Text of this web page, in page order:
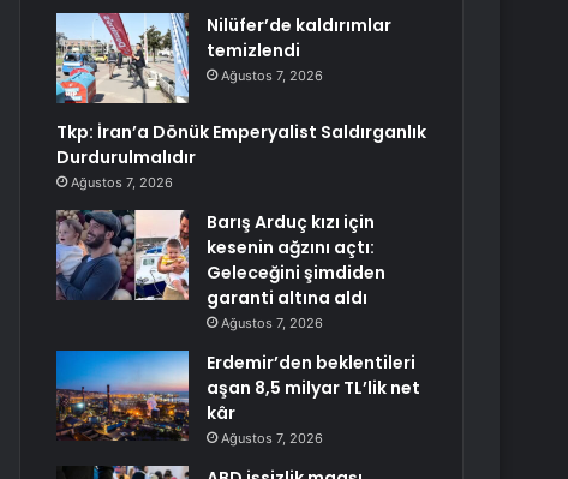
Nilüfer’de kaldırımlar
temizlendi
Ağustos 7, 2026
Tkp: İran’a Dönük Emperyalist Saldırganlık
Durdurulmalıdır
Ağustos 7, 2026
Barış Arduç kızı için
kesenin ağzını açtı:
Geleceğini şimdiden
garanti altına aldı
Ağustos 7, 2026
Erdemir’den beklentileri
aşan 8,5 milyar TL’lik net
kâr
Ağustos 7, 2026